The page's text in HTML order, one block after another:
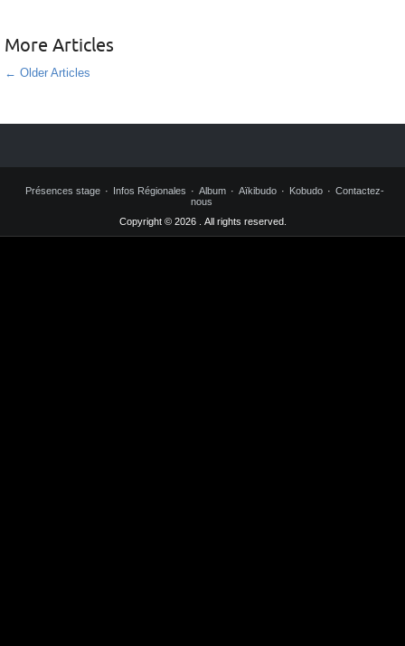
More Articles
← Older Articles
Présences stage Infos Régionales Album Aïkibudo Kobudo
Contactez-
nous
Copyright © 2026 . All rights reserved.